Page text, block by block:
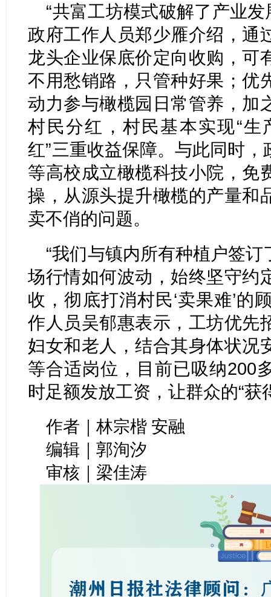
“共富工坊模式破解了产业发
政府工作人员郑少雁介绍，通
龙头企业保底价定向收购，可
不用愁销路，只管种好果；优
动力参与橄榄园日常管养，加
村民分红，村民基本实现“
红”三重收益保障。与此同时
等高校成立橄榄科技小院，免
操，从源头提升橄榄的产量和
卖不俏的问题。
“我们与镇内所有种植户签
场行情如何波动，始终坚守约
收，彻底打消村民‘卖果难’的
作人员吴郁惠表示，工坊优先
妇女和老人，结合其身体状况
等合适岗位，目前已吸纳200
时足额发放工资，让群众的“获
作者｜林宗楷 安融
编辑｜郭洵汐
审核｜梁佳涛